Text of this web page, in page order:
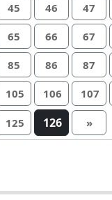
45 46 47
65 66 67
85 86 87
105 106 107
125 126 »